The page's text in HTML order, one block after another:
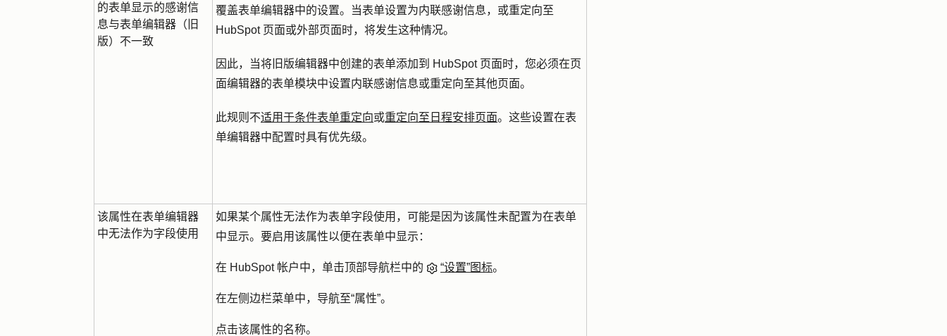
的表单显示的感谢信
息与表单编辑器（旧
版）不一致
覆盖表单编辑器中的设置。当表单设置为内联感谢信息，或重定向至
HubSpot 页面或外部页面时，将发生这种情况。
因此，当将旧版编辑器中创建的表单添加到 HubSpot 页面时，您必须在页
面编辑器的表单模块中设置内联感谢信息或重定向至其他页面。
此规则不适用于条件表单重定向或重定向至日程安排页面。这些设置在表
单编辑器中配置时具有优先级。
该属性在表单编辑器
中无法作为字段使用
如果某个属性无法作为表单字段使用，可能是因为该属性未配置为在表单
中显示。要启用该属性以便在表单中显示：
在 HubSpot 帐户中，单击顶部导航栏中的 “设置”图标。
在左侧边栏菜单中，导航至“属性”。
点击该属性的名称。